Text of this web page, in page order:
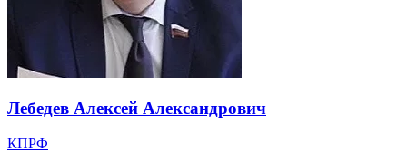
Лебедев Алексей Александрович
КПРФ